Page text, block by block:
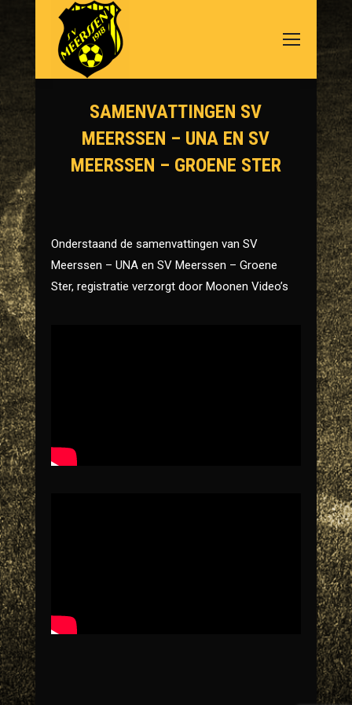
SAMENVATTINGEN SV
MEERSSEN – UNA EN SV
MEERSSEN – GROENE STER
Onderstaand de samenvattingen van SV
Meerssen – UNA en SV Meerssen – Groene
Ster, registratie verzorgt door Moonen Video’s